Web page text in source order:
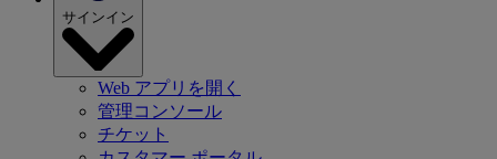
サインイン
Web アプリを開く
管理コンソール
チケット